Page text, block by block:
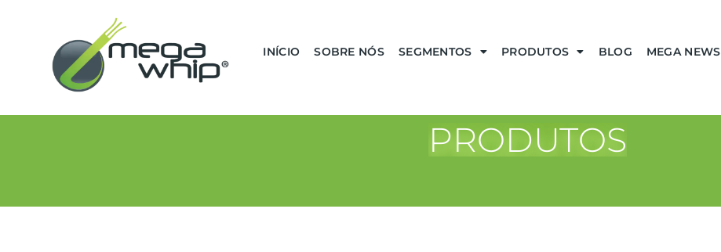
INÍCIO SOBRE NÓS SEGMENTOS PRODUTOS BLOG MEGA NEWS
PRODUTOS